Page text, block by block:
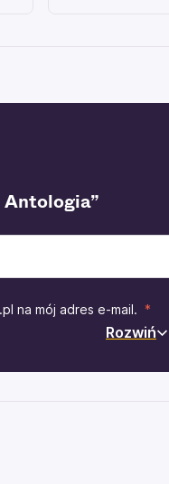
Antologia”
na mój adres e-mail.
Rozwiń